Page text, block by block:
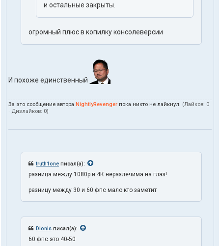
и остальные закрыты.
огромный плюс в копилку консолеверсии
И похоже единственный
За это сообщение автора NightlyRevenger пока никто не лайкнул. (Лайков: 0
· Дизлайков: 0)
truth1one писал(а):
разница между 1080p и 4К неразлечима на глаз!
разницу между 30 и 60 фпс мало кто заметит
Dionis писал(а):
60 фпс это 40-50